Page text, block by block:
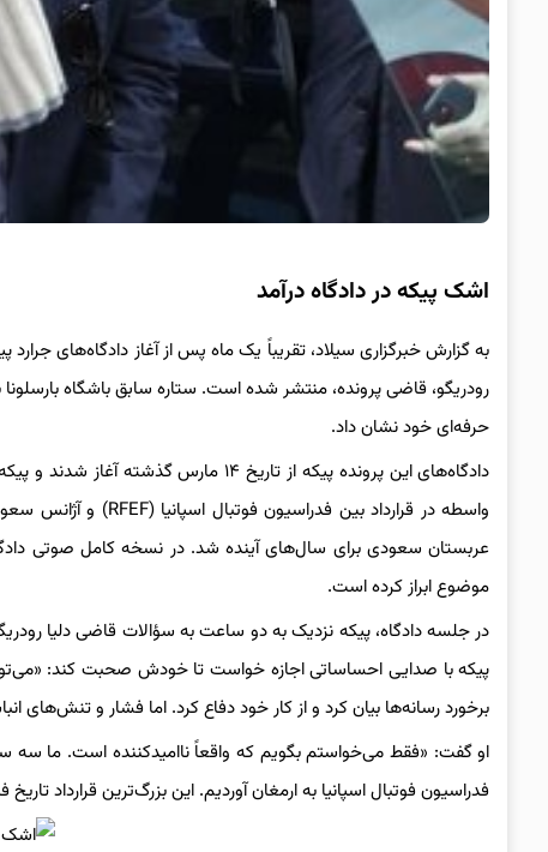
اشک پیکه در دادگاه درآمد
به گزارش خبرگزاری سیلاد، تقریباً یک ماه پس از آغاز دادگاه‌های
رودریگو، قاضی پرونده، منتشر شده است. ستاره سابق باشگاه
حرفه‌ای خود نشان داد.
عربستان سعودی برای سال‌های آینده شد. در نسخه کامل صوتی
موضوع ابراز کرده است.
در جلسه دادگاه، پیکه نزدیک به دو ساعت به سؤالات قاضی دلیا
پیکه با صدایی احساساتی اجازه خواست تا خودش صحبت کند:
برخورد رسانه‌ها بیان کرد و از کار خود دفاع کرد. اما فشار و تنش‌های
او گفت: «فقط می‌خواستم بگویم که واقعاً ناامیدکننده است. ما سه
فدراسیون فوتبال اسپانیا به ارمغان آوردیم. این بزرگ‌ترین قرارداد